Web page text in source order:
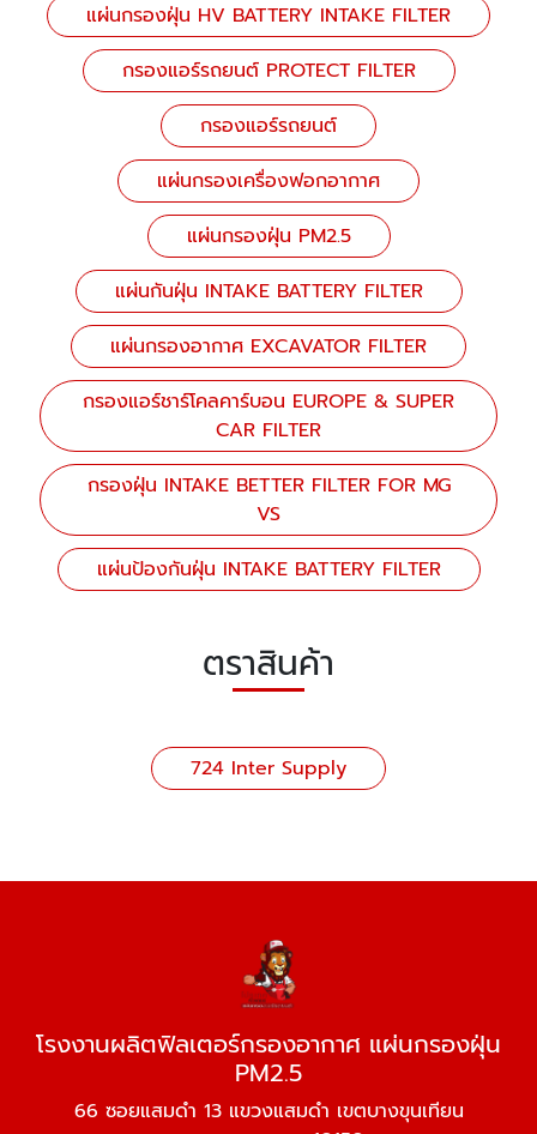
แผ่นกรองฝุ่น HV BATTERY INTAKE FILTER
กรองแอร์รถยนต์ PROTECT FILTER
กรองแอร์รถยนต์
แผ่นกรองเครื่องฟอกอากาศ
แผ่นกรองฝุ่น PM2.5
แผ่นกันฝุ่น INTAKE BATTERY FILTER
แผ่นกรองอากาศ EXCAVATOR FILTER
กรองแอร์ชาร์โคลคาร์บอน EUROPE & SUPER
CAR FILTER
กรองฝุ่น INTAKE BETTER FILTER FOR MG
VS
แผ่นป้องกันฝุ่น INTAKE BATTERY FILTER
ตราสินค้า
724 Inter Supply
โรงงานผลิตฟิลเตอร์กรองอากาศ แผ่นกรองฝุ่น
PM2.5
66 ซอยแสมดำ 13 แขวงแสมดำ เขตบางขุนเทียน